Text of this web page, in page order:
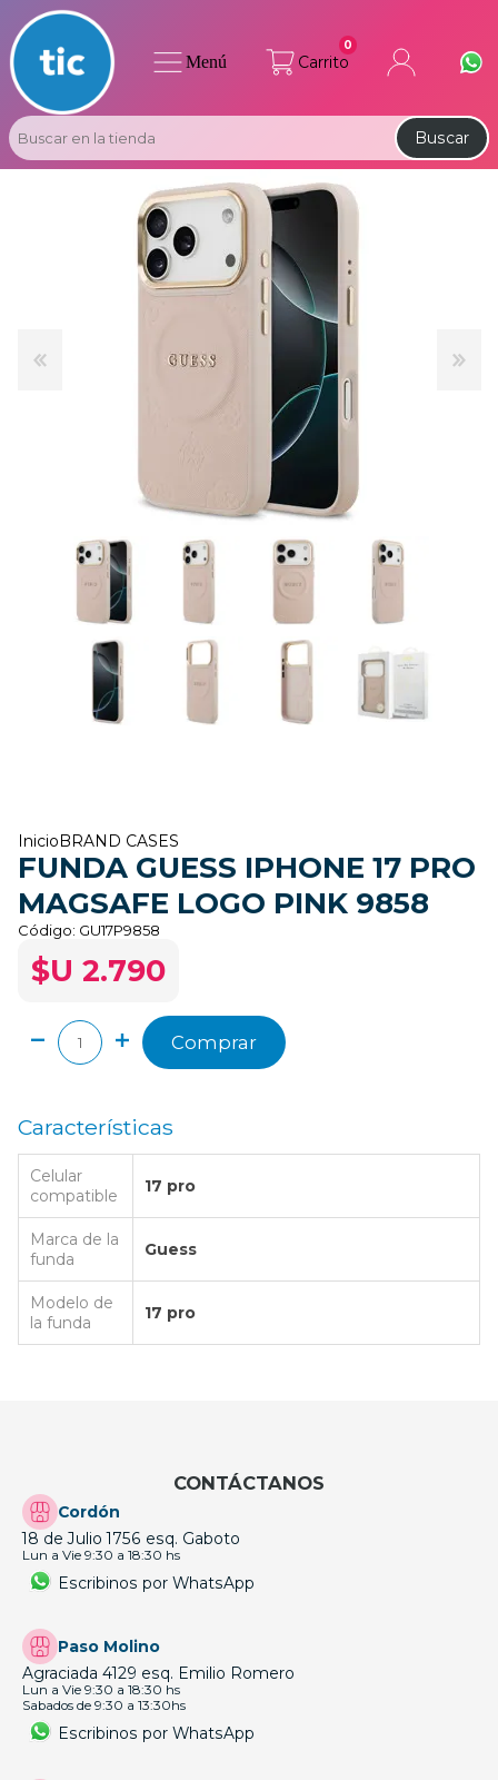
Carrito
0
Buscar
Menú
Inicio BRAND CASES
FUNDA GUESS IPHONE 17 PRO
MAGSAFE LOGO PINK 9858
Código: GU17P9858
$U 2.790
Comprar
Características
Celular
compatible
17 pro
Marca de la
funda
Guess
Modelo de
la funda
17 pro
CONTÁCTANOS
Cordón
18 de Julio 1756 esq. Gaboto
Lun a Vie 9:30 a 18:30 hs
Escribinos por WhatsApp
Paso Molino
Agraciada 4129 esq. Emilio Romero
Lun a Vie 9:30 a 18:30 hs
Sabados de 9:30 a 13:30hs
Escribinos por WhatsApp